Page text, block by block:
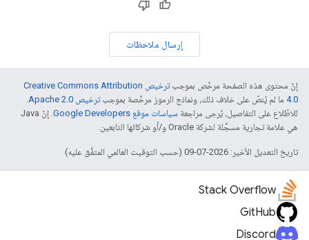
إرسال ملاحظات
إنّ محتوى هذه الصفحة مرخّص بموجب
ترخيص Creative Commons Attribution
4.0‏ ما لم يُنصّ على خلاف ذلك، ونماذج الرموز مرخّصة بموجبترخيص Apache 2.0‏
.
للاطّلاع على التفاصيل، يُرجى مراجعة سياسات موقع Google Developers‏
. إنّ Java
هي علامة تجارية مسجَّلة لشركة Oracle و/أو شركائها التابعين.
تاريخ التعديل الأخير: 2026-07-09 (حسب التوقيت العالمي المتفَّق عليه)
Stack Overflow
GitHub
Discord